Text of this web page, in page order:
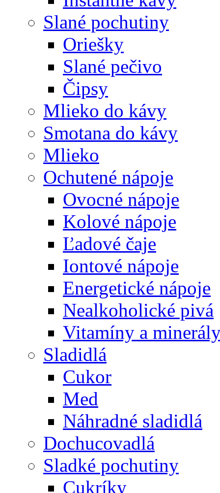
Slané pochutiny
Oriešky
Slané pečivo
Čipsy
Mlieko do kávy
Smotana do kávy
Mlieko
Ochutené nápoje
Ovocné nápoje
Kolové nápoje
Ľadové čaje
Iontové nápoje
Energetické nápoje
Nealkoholické pivá
Vitamíny a
Sladidlá
Cukor
Med
Náhradné sladidlá
Dochucovadlá
Sladké pochutiny
Cukríky